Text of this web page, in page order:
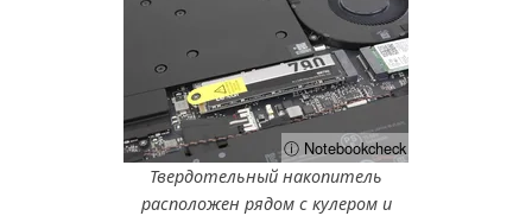
ⓘ Notebookcheck
Твердотельный накопитель
расположен рядом с кулером и